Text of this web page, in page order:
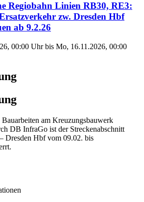
Regiobahn Linien RB30, RE3:
zw. Dresden Hbf
ab 9.2.26
00:00 Uhr bis Mo, 16.11.2026, 00:00
am Kreuzungsbauwerk
DB InfraGo ist der Streckenabschnitt
Dresden Hbf vom 09.02. bis